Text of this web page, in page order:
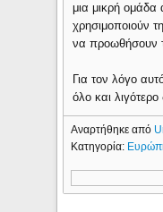
μια μικρή ομάδα
χρησιμοποιούν
να προωθήσουν
Για τον λόγο
όλο και
Αναρτήθηκε από
Κατηγορία: